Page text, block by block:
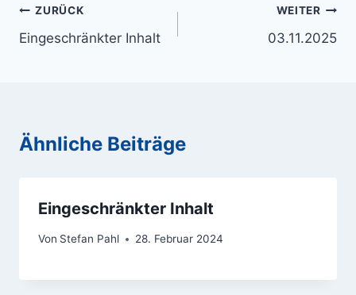
Beitragsnavigation
ZURÜCK
Eingeschränkter Inhalt
WEITER
03.11.2025
Ähnliche Beiträge
Eingeschränkter Inhalt
Von Stefan Pahl 28. Februar 2024